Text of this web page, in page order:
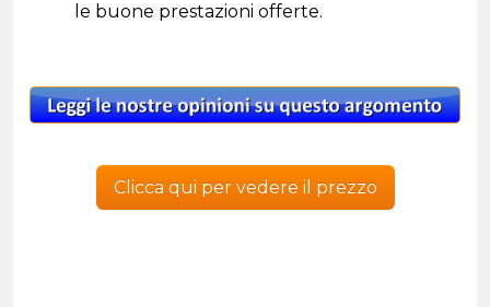
le buone prestazioni offerte.
Clicca qui per vedere il prezzo